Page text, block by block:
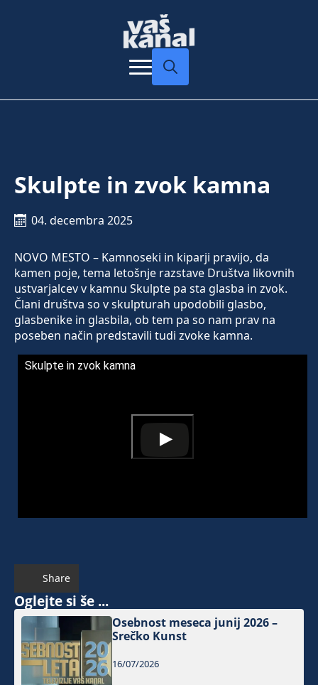
Skulpte in zvok kamna
04. decembra 2025
NOVO MESTO – Kamnoseki in kiparji pravijo, da
kamen poje, tema letošnje razstave Društva likovnih
ustvarjalcev v kamnu Skulpte pa sta glasba in zvok.
Člani društva so v skulpturah upodobili glasbo,
glasbenike in glasbila, ob tem pa so nam prav na
poseben način predstavili tudi zvoke kamna.
Skulpte in zvok kamna
Share
Oglejte si še ...
Osebnost meseca junij 2026 –
Srečko Kunst
16/07/2026